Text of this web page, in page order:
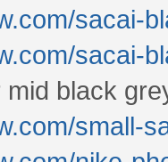
sacai-
sacai-
black
small-